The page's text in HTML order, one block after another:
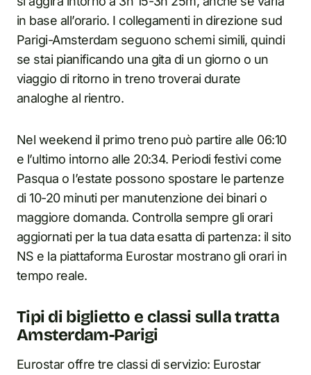
in base all’orario. I collegamenti in direzione sud
Parigi-Amsterdam seguono schemi simili, quindi
se stai pianificando una gita di un giorno o un
viaggio di ritorno in treno troverai durate
analoghe al rientro.
Nel weekend il primo treno può partire alle 06:10
e l’ultimo intorno alle 20:34. Periodi festivi come
Pasqua o l’estate possono spostare le partenze
di 10-20 minuti per manutenzione dei binari o
maggiore domanda. Controlla sempre gli orari
aggiornati per la tua data esatta di partenza: il sito
NS e la piattaforma Eurostar mostrano gli orari in
tempo reale.
Tipi di biglietto e classi sulla tratta
Amsterdam-Parigi
Eurostar offre tre classi di servizio: Eurostar